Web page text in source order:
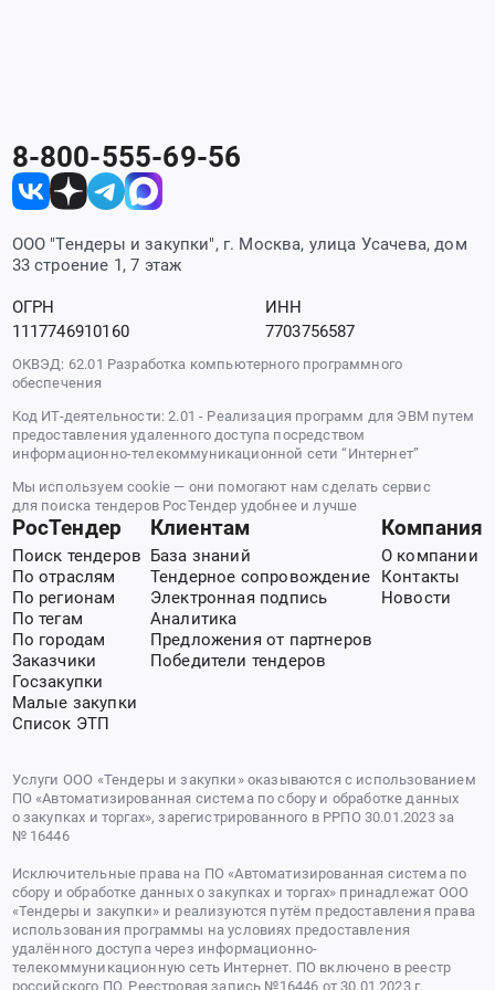
8-800-555-69-56
ООО "Тендеры и закупки", г. Москва, улица Усачева, дом
33 строение 1, 7 этаж
ОГРН
1117746910160
ИНН
7703756587
ОКВЭД: 62.01 Разработка компьютерного программного
обеспечения
Код ИТ-деятельности: 2.01 - Реализация программ для ЭВМ путем
предоставления удаленного доступа посредством
информационно-телекоммуникационной сети “Интернет”
Мы используем cookie — они помогают нам сделать сервис
для поиска тендеров РосТендер удобнее и лучше
РосТендер
Поиск тендеров
По отраслям
По регионам
По тегам
По городам
Заказчики
Госзакупки
Малые закупки
Список ЭТП
Клиентам
База знаний
Тендерное сопровождение
Электронная подпись
Аналитика
Предложения от партнеров
Победители тендеров
Компания
О компании
Контакты
Новости
Услуги ООО «Тендеры и закупки» оказываются с использованием
ПО «Автоматизированная система по сбору и обработке данных
о закупках и торгах», зарегистрированного в РРПО 30.01.2023 за
№ 16446
Исключительные права на ПО «Автоматизированная система по
сбору и обработке данных о закупках и торгах» принадлежат ООО
«Тендеры и закупки» и реализуются путём предоставления права
использования программы на условиях предоставления
удалённого доступа через информационно-
телекоммуникационную сеть Интернет. ПО включено в реестр
российского ПО. Реестровая запись №16446 от 30.01.2023 г.